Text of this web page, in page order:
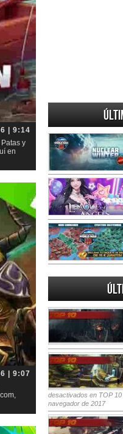
| 9:14
y
en
| 9:07
desactivados en TOP
navegador de 2017